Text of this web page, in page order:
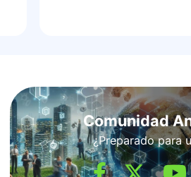
Comunidad
¿Preparado para